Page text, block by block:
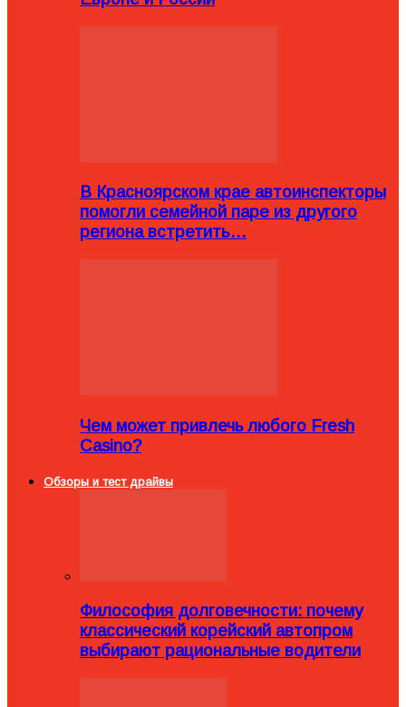
В Красноярском крае автоинспекторы
помогли семейной паре из другого
региона встретить…
Чем может привлечь любого Fresh
Casino?
Обзоры и тест драйвы
Философия долговечности: почему
классический корейский автопром
выбирают рациональные водители